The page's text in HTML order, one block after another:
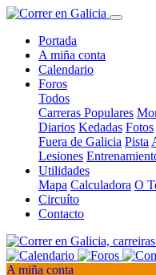
Portada
A miña conta
Calendario
Foros
Todos
Carreras Populares
Diarios Kedadas Fotos
Fuera de Galicia Pista
Lesiones
Utilidades
Mapa Calculadora O
Circuíto
Contacto
A miña conta